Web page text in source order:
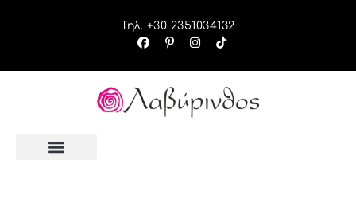
Τηλ. +30 2351034132